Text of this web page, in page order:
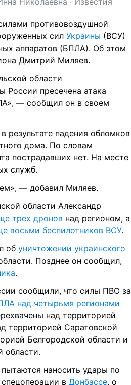
противовоздушной
сил Украины (ВСУ)
аппаратов (БПЛА). Об этом
Дмитрий Миляев.
области
пресечена атака
— сообщил он в своем
результате падения обломков
дома. По словам
пострадавших нет. На месте
служб.
— добавил Миляев.
области Александр
трех дронов над регионом, а
восьми беспилотников ВСУ.
об уничтожении украинского
Позднее он сообщил,
.
сообщили, что силы ПВО за
над четырьмя регионами
над территорией
территорией Саратовской
Белгородской области и
области.
наносить удары по
в Донбассе, о